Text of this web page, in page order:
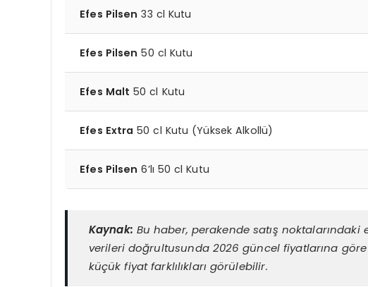
Efes Pilsen 33 cl Kutu
Efes Pilsen 50 cl Kutu
Efes Malt 50 cl Kutu
Efes Extra 50 cl Kutu (Yüksek Alkollü)
Efes Pilsen 6’lı 50 cl Kutu
Kaynak: Bu haber, perakende satış
verileri doğrultusunda 2026 güncel fiyatlarına göre
küçük fiyat farklılıkları görülebilir.